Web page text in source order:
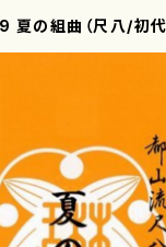
の組曲（尺八/初